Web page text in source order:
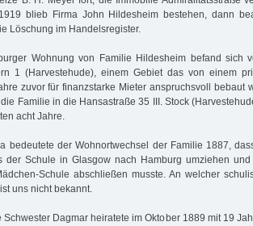
blieb Firma John Hildesheim bestehen, dann
Löschung im Handelsregister.
Wohnung von Familie Hildesheim befand sich
1 (Harvestehude), einem Gebiet das von einem
zuvor für finanzstarke Mieter anspruchsvoll bebaut
Familie in die Hansastraße 35 III. Stock
acht Jahre.
bedeutete der Wohnortwechsel der Familie 1887,
der Schule in Glasgow nach Hamburg umziehen
Schule abschließen musste. An welcher
uns nicht bekannt.
Schwester Dagmar heiratete im Oktober 1889 mit 19